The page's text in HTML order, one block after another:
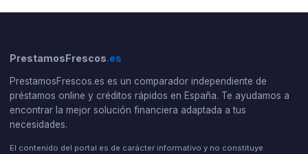
PrestamosFrescos.es
PrestamosFrescos.es es un comparador independiente de
préstamos online y créditos rápidos en España. Te ayudamos a
encontrar la mejor solución financiera adaptada a tus
necesidades.
El contenido del portal es de carácter informativo y no constituye